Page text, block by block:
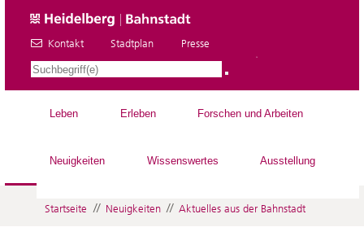
Kontakt Stadtplan Presse
Leben Erleben Forschen und Arbeiten
Neuigkeiten Wissenswertes Ausstellung
Startseite // Neuigkeiten // Aktuelles aus der Bahnstadt